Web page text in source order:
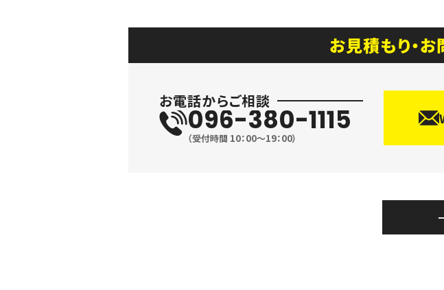
お見積もり・お
お電話からご相談
096-380-1115
（受付時間 10：00〜19：00）